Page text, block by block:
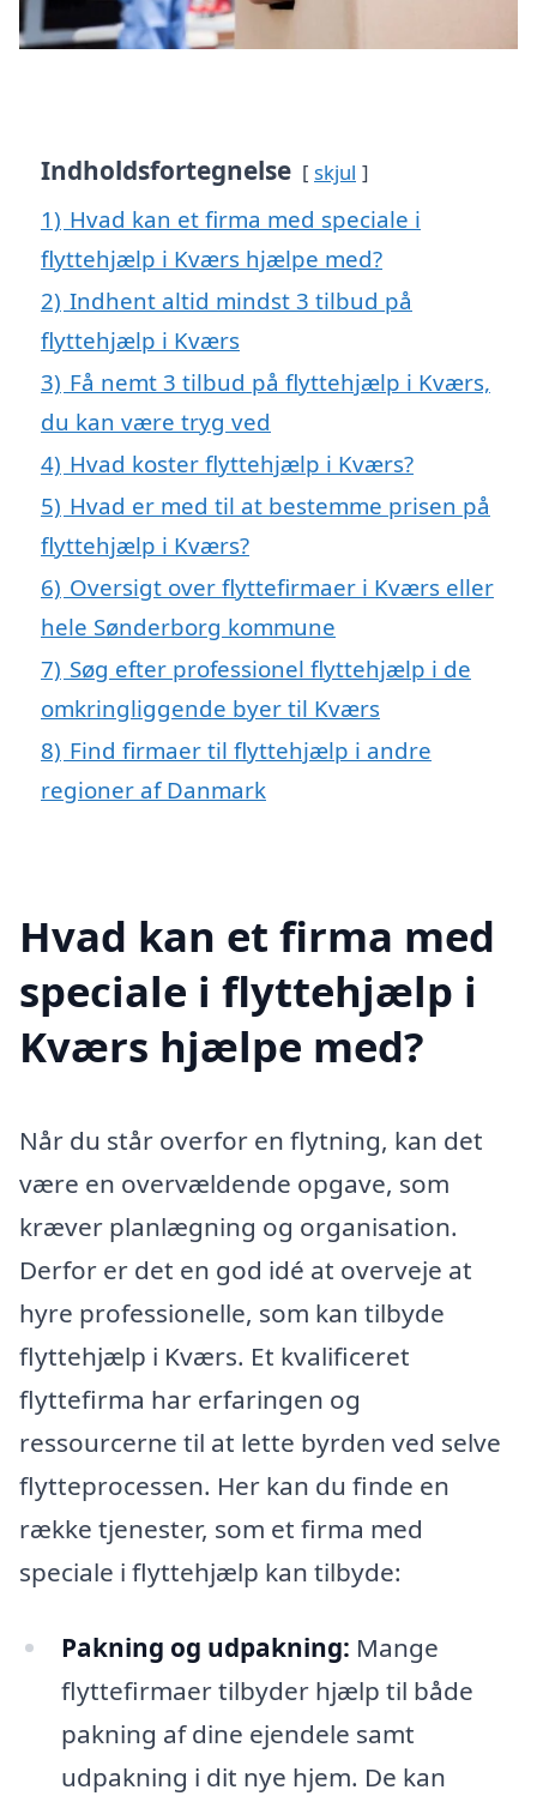
Indholdsfortegnelse skjul
1) Hvad kan et firma med speciale i
flyttehjælp i Kværs hjælpe med?
2) Indhent altid mindst 3 tilbud på
flyttehjælp i Kværs
3) Få nemt 3 tilbud på flyttehjælp i Kværs,
du kan være tryg ved
4) Hvad koster flyttehjælp i Kværs?
5) Hvad er med til at bestemme prisen på
flyttehjælp i Kværs?
6) Oversigt over flyttefirmaer i Kværs eller
hele Sønderborg kommune
7) Søg efter professionel flyttehjælp i de
omkringliggende byer til Kværs
8) Find firmaer til flyttehjælp i andre
regioner af Danmark
Hvad kan et firma med
speciale i flyttehjælp i
Kværs hjælpe med?
Når du står overfor en flytning, kan det
være en overvældende opgave, som
kræver planlægning og organisation.
Derfor er det en god idé at overveje at
hyre professionelle, som kan tilbyde
flyttehjælp i Kværs. Et kvalificeret
flyttefirma har erfaringen og
ressourcerne til at lette byrden ved selve
flytteprocessen. Her kan du finde en
række tjenester, som et firma med
speciale i flyttehjælp kan tilbyde:
Pakning og udpakning: Mange
flyttefirmaer tilbyder hjælp til både
pakning af dine ejendele samt
udpakning i dit nye hjem. De kan